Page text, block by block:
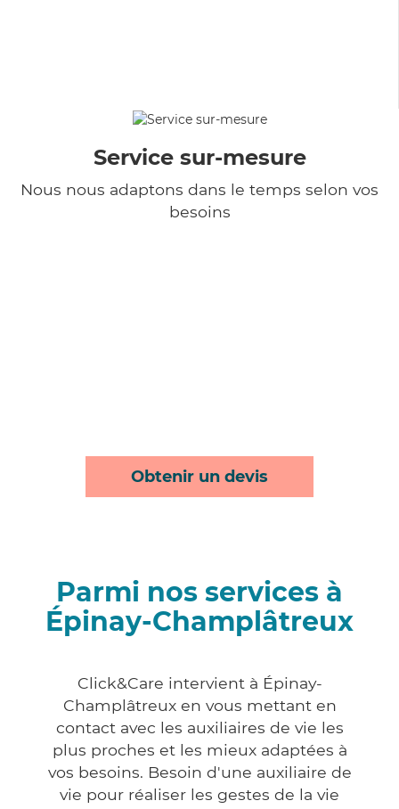
Service sur-mesure
Nous nous adaptons dans le temps selon vos
besoins
Obtenir un devis
Parmi nos services à
Épinay-Champlâtreux
Click&Care intervient à Épinay-
Champlâtreux en vous mettant en
contact avec les auxiliaires de vie les
plus proches et les mieux adaptées à
vos besoins. Besoin d'une auxiliaire de
vie pour réaliser les gestes de la vie